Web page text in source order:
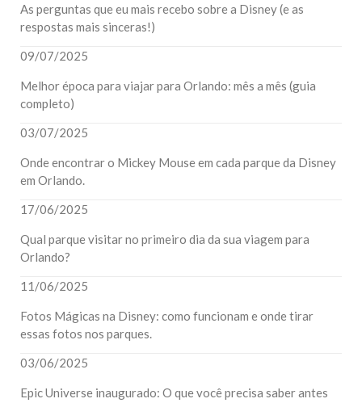
As perguntas que eu mais recebo sobre a Disney (e as
respostas mais sinceras!)
09/07/2025
Melhor época para viajar para Orlando: mês a mês (guia
completo)
03/07/2025
Onde encontrar o Mickey Mouse em cada parque da Disney
em Orlando.
17/06/2025
Qual parque visitar no primeiro dia da sua viagem para
Orlando?
11/06/2025
Fotos Mágicas na Disney: como funcionam e onde tirar
essas fotos nos parques.
03/06/2025
Epic Universe inaugurado: O que você precisa saber antes